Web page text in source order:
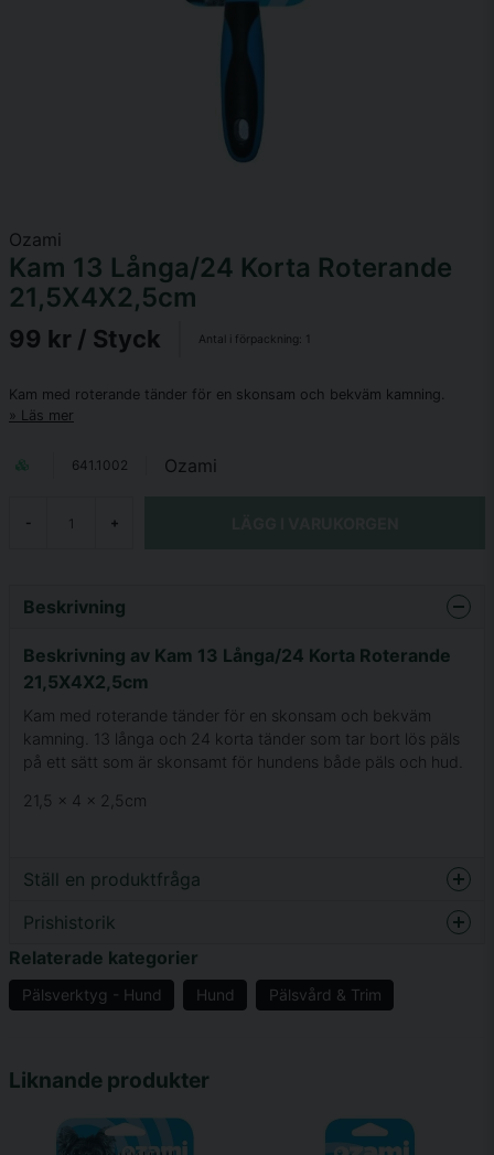
Ozami
Kam 13 Långa/24 Korta Roterande
21,5X4X2,5cm
99 kr / Styck Antal i förpackning: 1
Kam med roterande tänder för en skonsam och bekväm kamning.
Läs mer
641.1002 Ozami
- +
Beskrivning
Beskrivning av Kam 13 Långa/24 Korta Roterande
21,5X4X2,5cm
Kam med roterande tänder för en skonsam och bekväm
kamning. 13 långa och 24 korta tänder som tar bort lös päls
på ett sätt som är skonsamt för hundens både päls och hud.
21,5 x 4 x 2,5cm
Ställ en produktfråga
question
Mejladress
Prishistorik
Relaterade kategorier
Pälsverktyg - Hund Hund Pälsvård & Trim
Liknande produkter